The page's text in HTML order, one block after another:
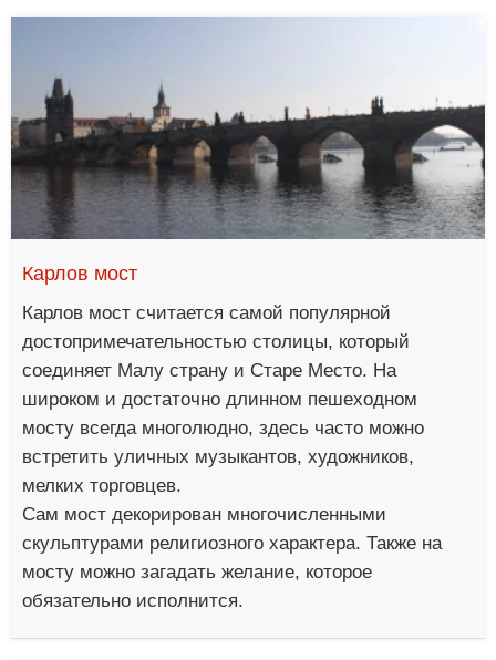
Карлов мост
Карлов мост считается самой популярной
достопримечательностью столицы, который
соединяет Малу страну и Старе Место. На
широком и достаточно длинном пешеходном
мосту всегда многолюдно, здесь часто можно
встретить уличных музыкантов, художников,
мелких торговцев.
Сам мост декорирован многочисленными
скульптурами религиозного характера. Также на
мосту можно загадать желание, которое
обязательно исполнится.